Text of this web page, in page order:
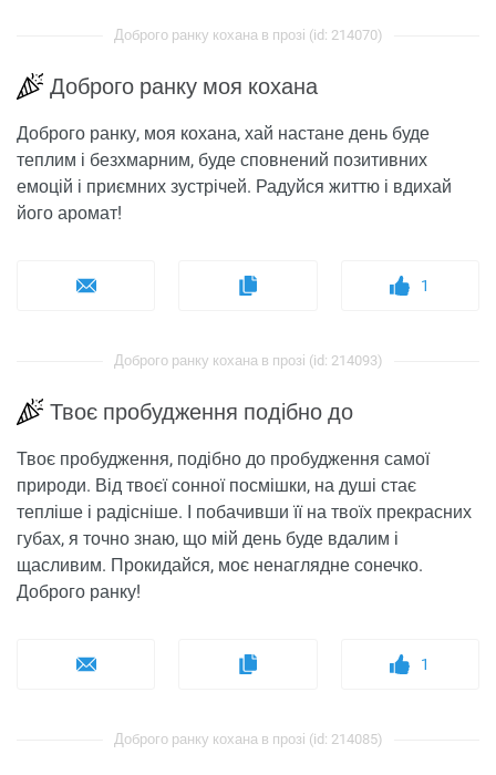
Доброго ранку кохана в прозі (id: 214070)
Доброго ранку моя кохана
Доброго ранку, моя кохана, хай настане день буде
теплим і безхмарним, буде сповнений позитивних
емоцій і приємних зустрічей. Радуйся життю і вдихай
його аромат!
1
Доброго ранку кохана в прозі (id: 214093)
Твоє пробудження подібно до
Твоє пробудження, подібно до пробудження самої
природи. Від твоєї сонної посмішки, на душі стає
тепліше і радісніше. І побачивши її на твоїх прекрасних
губах, я точно знаю, що мій день буде вдалим і
щасливим. Прокидайся, моє ненаглядне сонечко.
Доброго ранку!
1
Доброго ранку кохана в прозі (id: 214085)